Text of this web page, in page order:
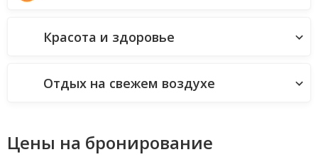
Красота и здоровье
Отдых на свежем воздухе
Цены на бронирование